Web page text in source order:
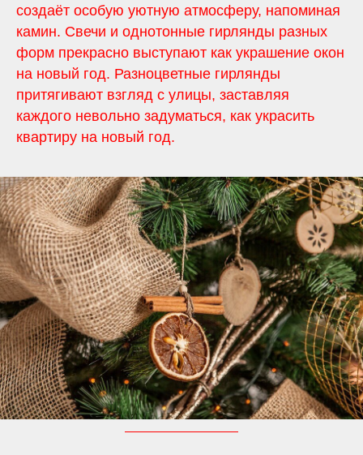
создаёт особую уютную атмосферу, напоминая
камин. Свечи и однотонные гирлянды разных
форм прекрасно выступают как украшение окон
на новый год. Разноцветные гирлянды
притягивают взгляд с улицы, заставляя
каждого невольно задуматься, как украсить
квартиру на новый год.